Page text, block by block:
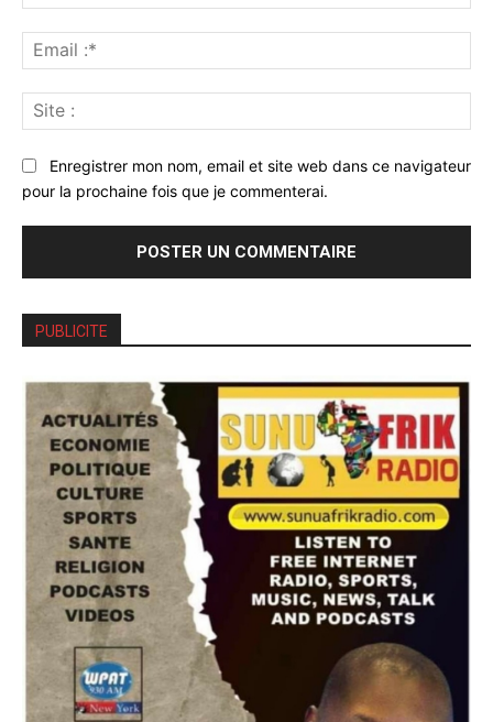
:*
:*
:
Enregistrer mon nom, email et site web dans ce navigateur
pour la prochaine fois que je commenterai.
PUBLICITE